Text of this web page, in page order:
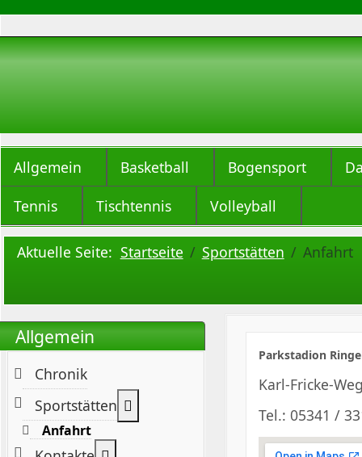
Allgemein Basketball Bogensport
Tennis
Tischtennis Volleyball
Aktuelle Seite: Startseite Sportstätten Anfahrt
Allgemein
Chronik
Sportstätten
Weitere Informationen:
Anfahrt
Parkstadion
Karl-Fricke-
Tel.: 05341 /